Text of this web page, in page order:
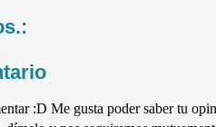
:D Me gusta poder saber tu